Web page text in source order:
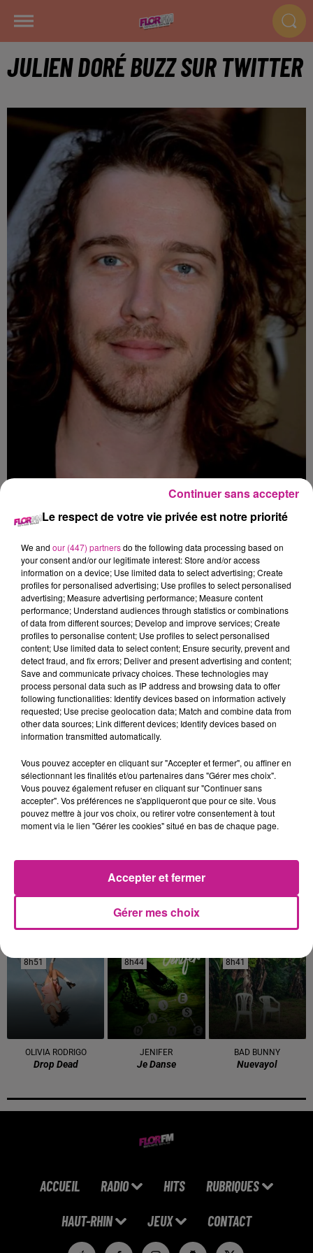
JULIEN DORÉ BUZZ SUR TWITTER
Une utilisatrice de Twitter a twitté “Julien Doré je peux pas te
voir”. Le chanteur lui a alors répondu avec son second degré
légendaire : “Allume” sous entendu : “Allume la lumière”. Sa
réponse a été likée plus de 10 000 fois.
TITRES DIFFUSÉS Voir plus
9h12
9h12
3 CAFES GOURMANDS
A Nos Souvenirs
9h09
9h09
ALEX WARREN
Fever Dream
9h07
9h07
RIVIERA
She Doesn't Mind
9h04
9h04
Soiree Mondaine
8h58
8h58
Soleil
8h55
8h55
I Cry
8h51
8h51
OLIVIA RODRIGO
Drop Dead
8h44
8h44
JENIFER
Je Danse
8h41
8h41
BAD BUNNY
Nuevayol
ACCUEIL RADIO HITS RUBRIQUES
HAUT-RHIN JEUX CONTACT
Le respect de votre vie privée est notre priorité
We and our (447) partnersdo the following data processing based on
your consent and/or our legitimate interest: Store and/or access
information on a device; Use limited data to select advertising; Create
profiles for personalised advertising; Use profiles to select personalised
advertising; Measure advertising performance; Measure content
performance; Understand audiences through statistics or combinations
of data from different sources; Develop and improve services; Create
profiles to personalise content; Use profiles to select personalised
content; Use limited data to select content; Ensure security, prevent and
detect fraud, and fix errors; Deliver and present advertising and content;
Save and communicate privacy choices. These technologies may
process personal data such as IP address and browsing data to offer
following functionalities: Identify devices based on information actively
requested; Use precise geolocation data; Match and combine data from
other data sources; Link different devices; Identify devices based on
information transmitted automatically.
Vous pouvez accepter en cliquant sur "Accepter et fermer", ou affiner en
sélectionnant les finalités et/ou partenaires dans "Gérer mes choix".
Vous pouvez également refuser en cliquant sur "Continuer sans
accepter". Vos préférences ne s'appliqueront que pour ce site. Vous
pouvez mettre à jour vos choix, ou retirer votre consentement à tout
moment via le lien "Gérer les cookies" situé en bas de chaque page.
Gérer mes choix
Accepter et fermer
Continuer sans accepter